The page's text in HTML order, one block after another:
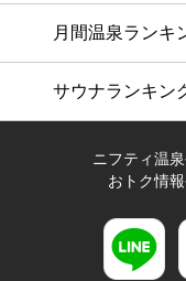
月間温泉ランキ
サウナランキン
ニフティ温
おトク情